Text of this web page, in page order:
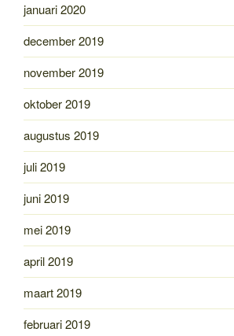
januari 2020
december 2019
november 2019
oktober 2019
augustus 2019
juli 2019
juni 2019
mei 2019
april 2019
maart 2019
februari 2019